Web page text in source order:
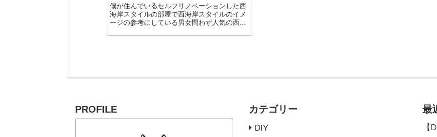
僕が住んでいるセルフリノベーションした西
海岸スタイルの部屋で西海岸スタイルのイメ
ージの参考にしている男女問わず人気の西海
PROFILE カテゴリー
DIY
最
【